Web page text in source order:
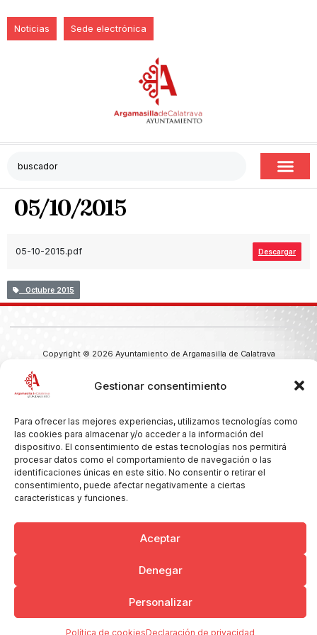
Gestionar consentimiento
Para ofrecer las mejores experiencias, utilizamos tecnologías como
las cookies para almacenar y/o acceder a la información del
dispositivo. El consentimiento de estas tecnologías nos permitirá
procesar datos como el comportamiento de navegación o las
identificaciones únicas en este sitio. No consentir o retirar el
consentimiento, puede afectar negativamente a ciertas
características y funciones.
Aceptar
Denegar
Personalizar
Política de cookiesDeclaración de privacidad
Noticias Sede electrónica
05/10/2015
05-10-2015.pdf Descargar
Octubre 2015
Copyright © 2026 Ayuntamiento de Argamasilla de Calatrava